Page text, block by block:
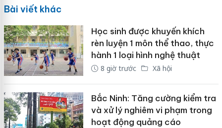
Bài viết khác
Học sinh được khuyến khích
rèn luyện 1 môn thể thao, thực
hành 1 loại hình nghệ thuật
8 giờ trước Xã hội
Bắc Ninh: Tăng cường kiểm tra
và xử lý nghiêm vi phạm trong
hoạt động quảng cáo